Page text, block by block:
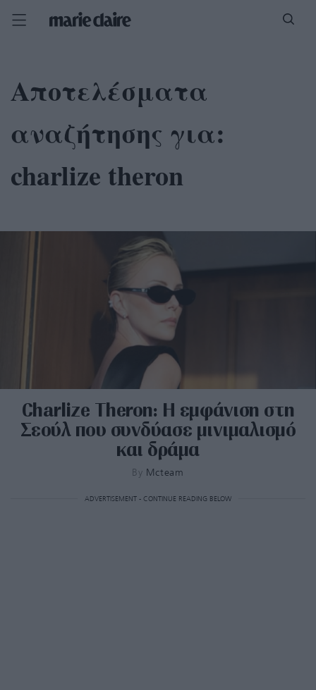
Αποτελέσματα
αναζήτησης για:
charlize theron
Charlize Theron: Η εμφάνιση στη
Σεούλ που συνδύασε μινιμαλισμό
και δράμα
By Mcteam
ADVERTISEMENT - CONTINUE READING BELOW